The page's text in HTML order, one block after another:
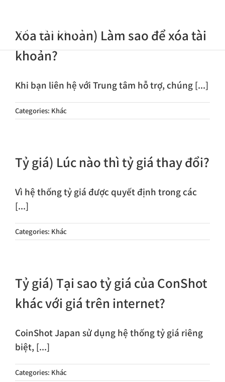
content
Toggle
Trang chủ
Giới thiệu
công ty
khách hàng
Xóa tài khoản) Làm sao để xóa tài
khoản?
Khi bạn liên hệ với Trung tâm hỗ trợ, chúng [...]
Categories: Khác
Tỷ giá) Lúc nào thì tỷ giá thay đổi?
Vì hệ thống tỷ giá được quyết định trong các
[...]
Categories: Khác
Tỷ giá) Tại sao tỷ giá của ConShot
khác với giá trên internet?
CoinShot Japan sử dụng hệ thống tỷ giá riêng
biệt, [...]
Categories: Khác